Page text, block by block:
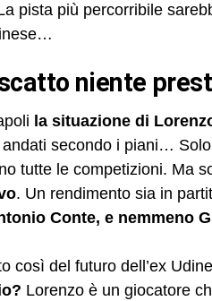
pista più percorribile
niente
la situazione di
secondo i piani…
tutte le competizioni. Ma
. Un rendimento sia in
Conte, e nemmeno
così del futuro dell’ex
Lorenzo è un giocatore